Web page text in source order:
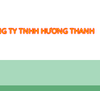
TY TNHH HƯƠNG THANH